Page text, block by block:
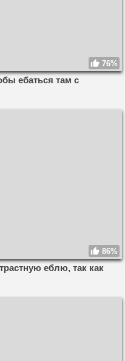
76%
ебаться там с
86%
еблю, так как